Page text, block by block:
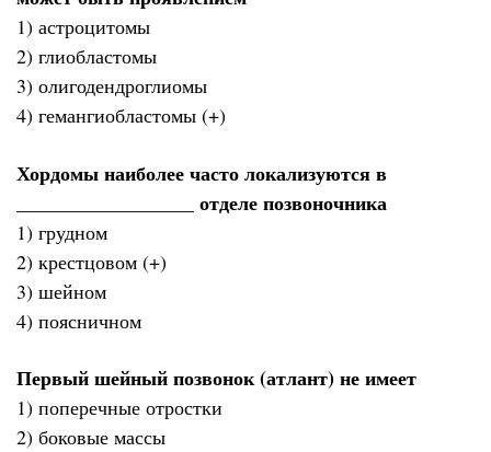
1) астроцитомы
2) глиобластомы
3) олигодендроглиомы
4) гемангиобластомы (+)
Хордомы наиболее часто локализуются в
__________________ отделе позвоночника
1) грудном
2) крестцовом (+)
3) шейном
4) поясничном
Первый шейный позвонок (атлант) не имеет
1) поперечные отростки
2) боковые массы